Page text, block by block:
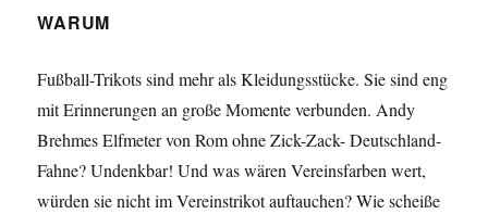
WARUM
Fußball-Trikots sind mehr als Kleidungsstücke. Sie sind eng
mit Erinnerungen an große Momente verbunden. Andy
Brehmes Elfmeter von Rom ohne Zick-Zack- Deutschland-
Fahne? Undenkbar! Und was wären Vereinsfarben wert,
würden sie nicht im Vereinstrikot auftauchen? Wie scheiße